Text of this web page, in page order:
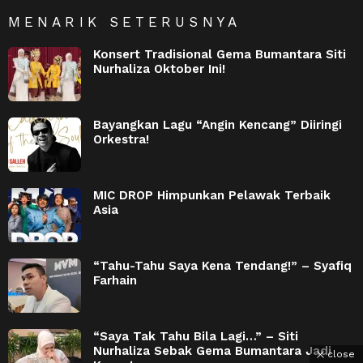
MENARIK SETERUSNYA
Konsert Tradisional Gema Bumantara Siti
Nurhaliza Oktober Ini!
Bayangkan Lagu “Angin Kencang” Diiringi
Orkestra!
MIC DROP Himpunkan Pelawak Terbaik
Asia
“Tahu-Tahu Saya Kena Tendang!” – Syafiq
Farhain
“Saya Tak Tahu Bila Lagi…” – Siti
Nurhaliza Sebak Gema Bumantara Jadiclose